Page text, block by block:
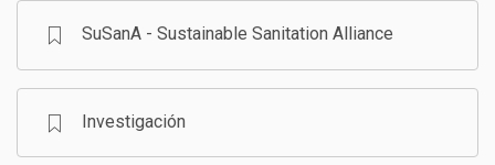
SuSanA - Sustainable Sanitation Alliance
Investigación